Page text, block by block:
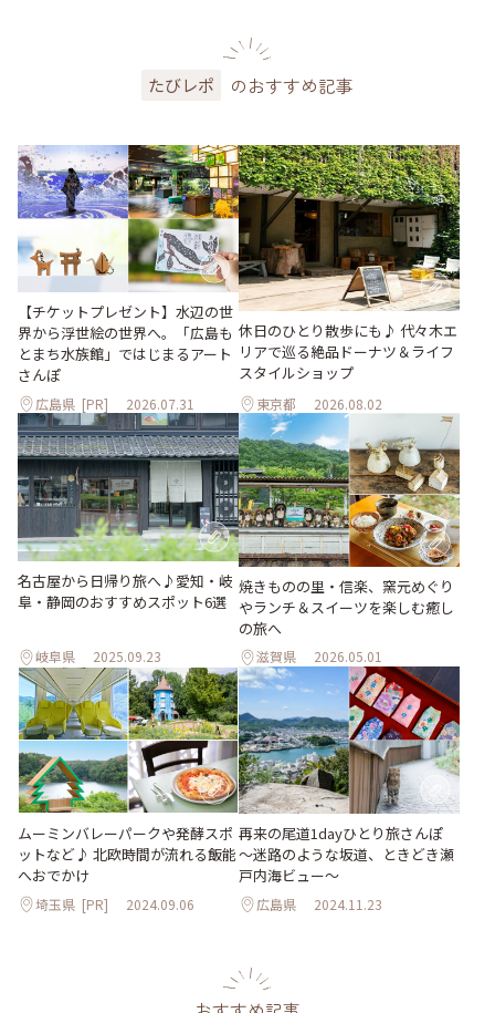
たびレポ のおすすめ記事
【チケットプレゼント】水辺の世
界から浮世絵の世界へ。「広島も
とまち水族館」ではじまるアート
さんぽ
広島県 [PR] 2026.07.31
休日のひとり散歩にも♪ 代々木エ
リアで巡る絶品ドーナツ＆ライフ
スタイルショップ
東京都 2026.08.02
名古屋から日帰り旅へ♪愛知・岐
阜・静岡のおすすめスポット6選
岐阜県 2025.09.23
焼きものの里・信楽、窯元めぐり
やランチ＆スイーツを楽しむ癒し
の旅へ
滋賀県 2026.05.01
ムーミンバレーパークや発酵スポ
ットなど♪ 北欧時間が流れる飯能
へおでかけ
埼玉県 [PR] 2024.09.06
再来の尾道1dayひとり旅さんぽ
～迷路のような坂道、ときどき瀬
戸内海ビュー～
広島県 2024.11.23